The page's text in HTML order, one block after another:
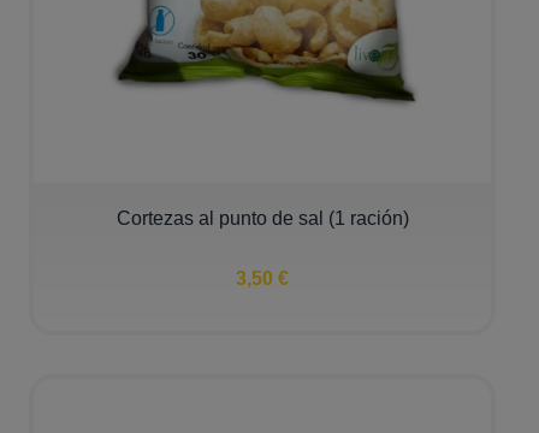
Cortezas al punto de sal (1 ración)
3,50 €